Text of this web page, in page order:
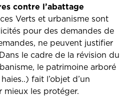
contre l’abattage
Verts et urbanisme sont
pour des demandes de
ne peuvent justifier
le cadre de la révision du
le patrimoine arboré
fait l’objet d’un
mieux les protéger.